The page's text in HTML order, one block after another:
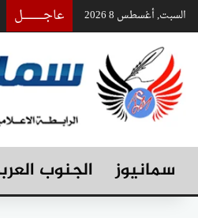
السبت, أغسطس 8 2026 عاجـــــــــــــل
سمانيوز الجنوب